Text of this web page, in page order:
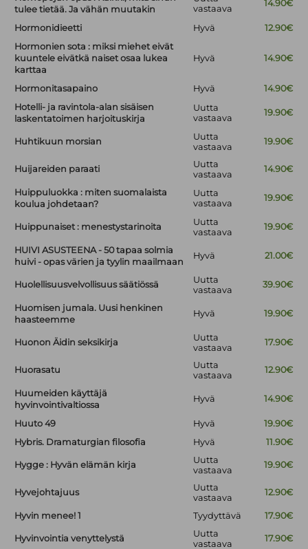
tulee tietää. Ja vähän muutakin
vastaava
14.90€
Hormonidieetti Hyvä
12.90€
Hormonien sota : miksi miehet eivät
kuuntele eivätkä naiset osaa lukea
karttaa
Hyvä 14.90€
Hormonitasapaino Hyvä
14.90€
Hotelli- ja ravintola-alan sisäisen
laskentatoimen harjoituskirja
Uutta
vastaava
19.90€
Huhtikuun morsian
Uutta
vastaava
19.90€
Huijareiden paraati
Uutta
vastaava
14.90€
Huippuluokka : miten suomalaista
koulua johdetaan?
Uutta
vastaava
19.90€
Huippunaiset : menestystarinoita
Uutta
vastaava
19.90€
HUIVI ASUSTEENA - 50 tapaa solmia
huivi - opas värien ja tyylin maailmaan
Hyvä 21.00€
Huolellisuusvelvollisuus säätiössä
Uutta
vastaava
39.90€
Huomisen jumala. Uusi henkinen
haasteemme
Hyvä 19.90€
Huonon Äidin seksikirja
Uutta
vastaava
17.90€
Huorasatu
Uutta
vastaava
12.90€
Huumeiden käyttäjä
hyvinvointivaltiossa
Hyvä 14.90€
Huuto 49 Hyvä
19.90€
Hybris. Dramaturgian filosofia
Hyvä 11.90€
Hygge : Hyvän elämän kirja
Uutta
vastaava
19.90€
Hyvejohtajuus
Uutta
vastaava
12.90€
Hyvin menee! 1 Tyydyttävä 17.90€
Hyvinvointia venyttelystä
Uutta
vastaava
17.90€